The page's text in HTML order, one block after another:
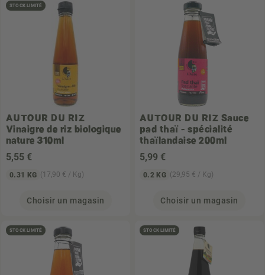
STOCK LIMITÉ
AUTOUR DU RIZ
Vinaigre de riz biologique
nature 310ml
5,55 €
0.31 KG (17,90 € / Kg)
Choisir un magasin
AUTOUR DU RIZ Sauce
pad thaï - spécialité
thaïlandaise 200ml
5,99 €
0.2 KG (29,95 € / Kg)
Choisir un magasin
STOCK LIMITÉ STOCK LIMITÉ